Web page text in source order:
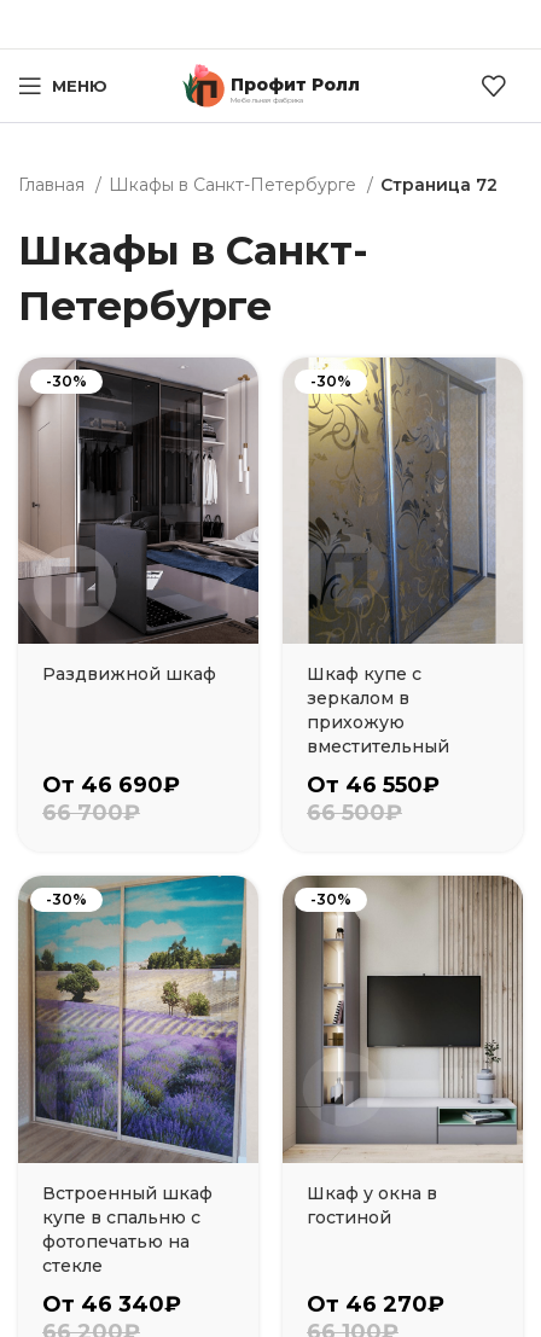
МЕНЮ Профит Ролл
Мебельная фабрика
Главная Шкафы в Санкт-Петербурге Страница 72
Шкафы в Санкт-
Петербурге
-30%
Раздвижной шкаф
От 46 690₽
66 700₽
-30%
Шкаф купе с
зеркалом в
прихожую
вместительный
От 46 550₽
66 500₽
-30%
Встроенный шкаф
купе в спальню с
фотопечатью на
стекле
От 46 340₽
66 200₽
-30%
Шкаф у окна в
гостиной
От 46 270₽
66 100₽